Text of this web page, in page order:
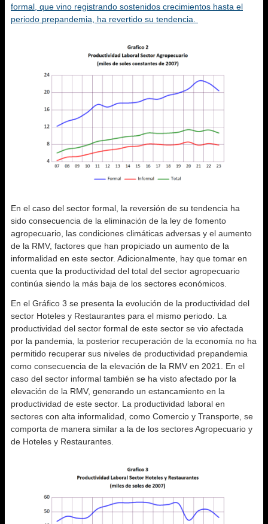
formal, que vino registrando sostenidos crecimientos hasta el
periodo prepandemia, ha revertido su tendencia.
En el caso del sector formal, la reversión de su tendencia ha
sido consecuencia de la eliminación de la ley de fomento
agropecuario, las condiciones climáticas adversas y el aumento
de la RMV, factores que han propiciado un aumento de la
informalidad en este sector. Adicionalmente, hay que tomar en
cuenta que la productividad del total del sector agropecuario
continúa siendo la más baja de los sectores económicos.
En el Gráfico 3 se presenta la evolución de la productividad del
sector Hoteles y Restaurantes para el mismo periodo. La
productividad del sector formal de este sector se vio afectada
por la pandemia, la posterior recuperación de la economía no ha
permitido recuperar sus niveles de productividad prepandemia
como consecuencia de la elevación de la RMV en 2021. En el
caso del sector informal también se ha visto afectado por la
elevación de la RMV, generando un estancamiento en la
productividad de este sector. La productividad laboral en
sectores con alta informalidad, como Comercio y Transporte, se
comporta de manera similar a la de los sectores Agropecuario y
de Hoteles y Restaurantes.